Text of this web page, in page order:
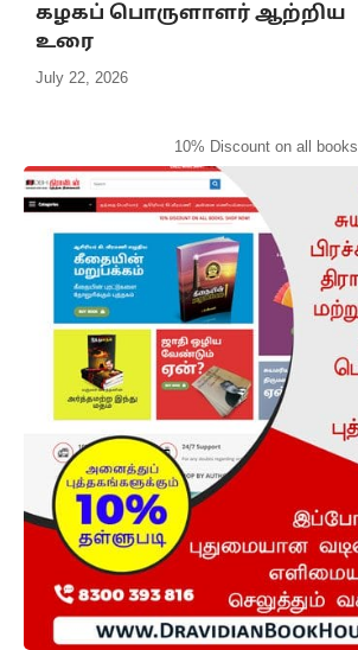
கழகப் பொருளாளர் ஆற்றிய
உரை
July 22, 2026
10% Discount on all books